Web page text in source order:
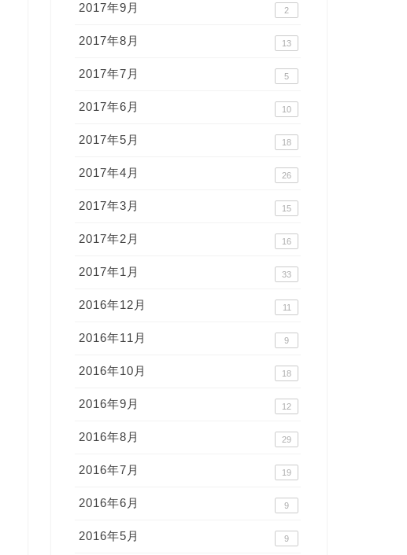
2017年9月 2
2017年8月 13
2017年7月 5
2017年6月 10
2017年5月 18
2017年4月 26
2017年3月 15
2017年2月 16
2017年1月 33
2016年12月 11
2016年11月 9
2016年10月 18
2016年9月 12
2016年8月 29
2016年7月 19
2016年6月 9
2016年5月 9